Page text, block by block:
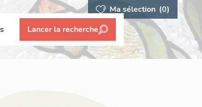
Ma sélection (0)
Lancer la recherche